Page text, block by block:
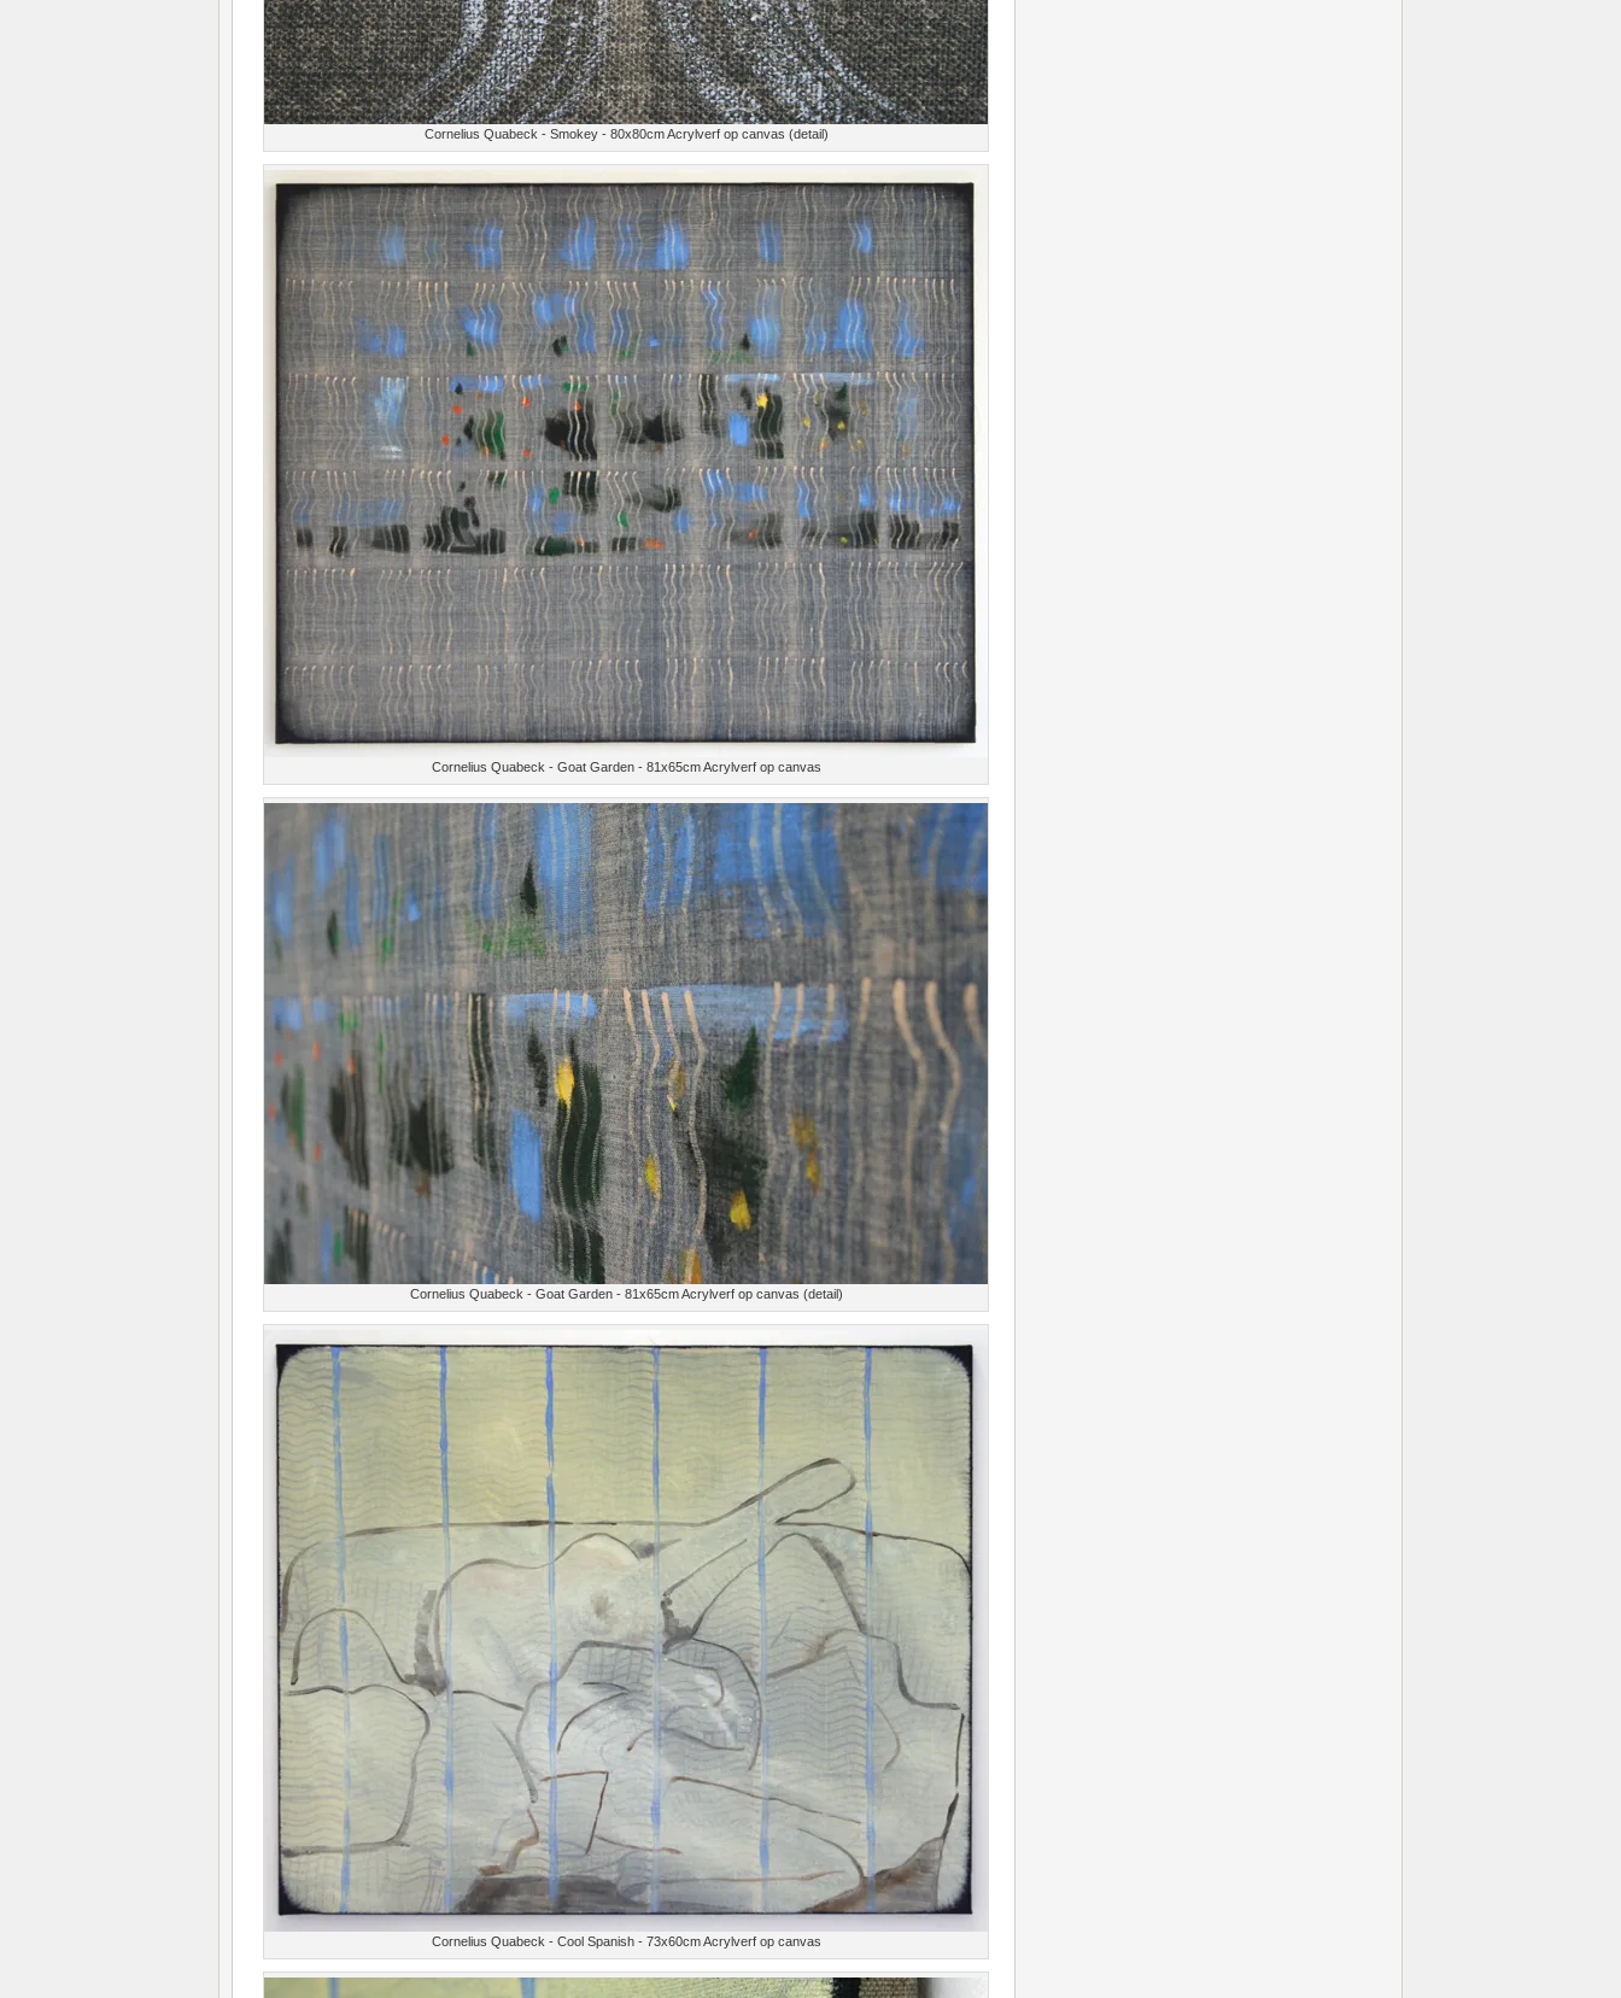
Cornelius Quabeck - Smokey - 80x80cm Acrylverf op canvas (detail)
Cornelius Quabeck - Goat Garden - 81x65cm Acrylverf op canvas
Cornelius Quabeck - Goat Garden - 81x65cm Acrylverf op canvas (detail)
Cornelius Quabeck - Cool Spanish - 73x60cm Acrylverf op canvas